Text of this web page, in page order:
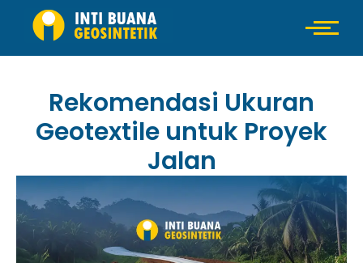
Rekomendasi Ukuran
Geotextile untuk Proyek
Jalan